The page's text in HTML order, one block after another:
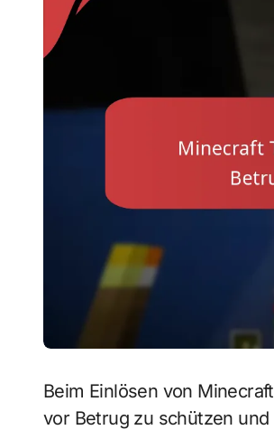
Beim Einlösen von
vor Betrug zu schützen